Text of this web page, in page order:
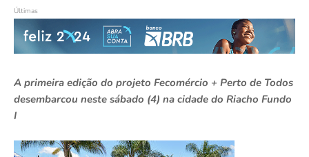
Últimas
A primeira edição do projeto Fecomércio + Perto de Todos
desembarcou neste sábado (4) na cidade do Riacho Fundo
I